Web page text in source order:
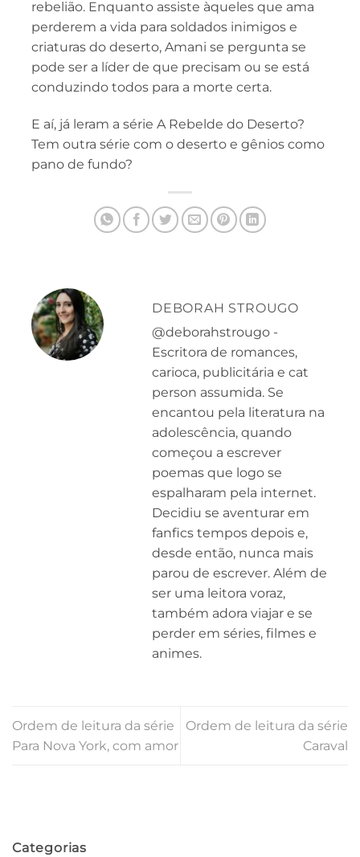
rebelião. Enquanto assiste àqueles que ama
perderem a vida para soldados inimigos e
criaturas do deserto, Amani se pergunta se
pode ser a líder de que precisam ou se está
conduzindo todos para a morte certa.
E aí, já leram a série A Rebelde do Deserto?
Tem outra série com o deserto e gênios como
pano de fundo?
DEBORAH STROUGO
@deborahstrougo -
Escritora de romances,
carioca, publicitária e cat
person assumida. Se
encantou pela literatura na
adolescência, quando
começou a escrever
poemas que logo se
espalharam pela internet.
Decidiu se aventurar em
fanfics tempos depois e,
desde então, nunca mais
parou de escrever. Além de
ser uma leitora voraz,
também adora viajar e se
perder em séries, filmes e
animes.
Ordem de leitura da série
Para Nova York, com amor
Ordem de leitura da série
Caraval
Categorias